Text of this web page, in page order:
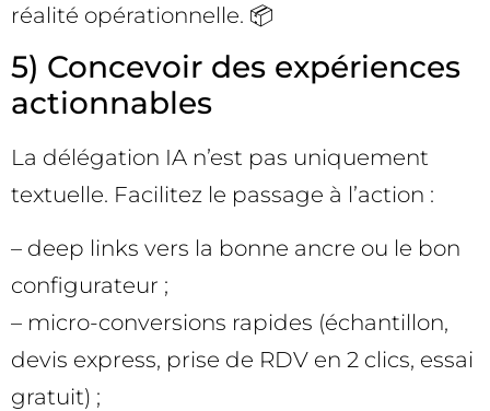
réalité opérationnelle. 📦
5) Concevoir des expériences
actionnables
La délégation IA n’est pas uniquement
textuelle. Facilitez le passage à l’action :
– deep links vers la bonne ancre ou le bon
configurateur ;
– micro-conversions rapides (échantillon,
devis express, prise de RDV en 2 clics, essai
gratuit) ;